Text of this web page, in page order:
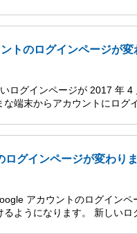
トのログインページが変
ログインページが 2017 年
な端末からアカウントにログ
ログインページが変わり
アカウントのログイン
るようになります。 新しいロ